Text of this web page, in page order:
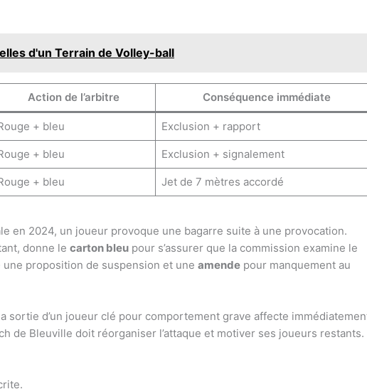
d'un Terrain de Volley-ball
Action de l’arbitre Conséquence immédiate
+ bleu Exclusion + rapport
+ bleu Exclusion + signalement
+ bleu Jet de 7 mètres accordé
en 2024, un joueur provoque une bagarre suite à une provocation.
donne le carton bleu pour s’assurer que la commission examine le
proposition de suspension et une amende pour manquement au
sortie d’un joueur clé pour comportement grave affecte
de Bleuville doit réorganiser l’attaque et motiver ses joueurs restants.